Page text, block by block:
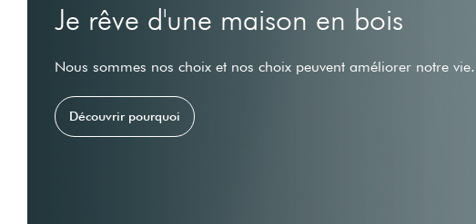
Je rêve d'une maison en bois
Nous sommes nos choix et nos choix peuvent améliorer notre vie.
Découvrir pourquoi